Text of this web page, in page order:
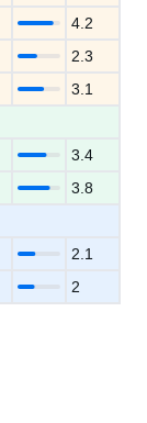
4.2
2.3
3.1
3.4
3.8
2.1
2